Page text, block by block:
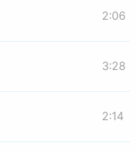
2:06
3:28
2:14